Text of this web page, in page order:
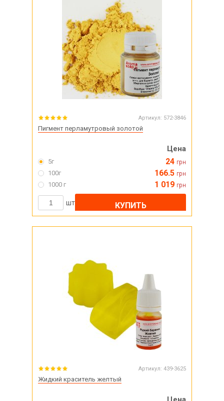
Артикул: 572-3846
Пигмент перламутровый золотой
Цена
5г 24 грн
100г 166.5 грн
1000 г 1 019 грн
шт КУПИТЬ
Артикул: 439-3625
Жидкий краситель желтый